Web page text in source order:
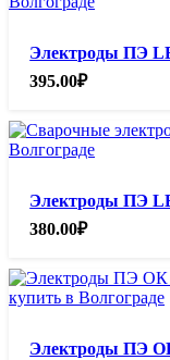
Электроды ПЭ
395.00₽
Электроды ПЭ
380.00₽
Электроды ПЭ